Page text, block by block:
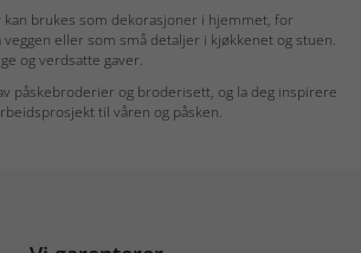
brukes som dekorasjoner i hjemmet, for
eller som små detaljer i kjøkkenet og stuen.
og verdsatte gaver.
påskebroderier og broderisett, og la deg inspirere
til våren og påsken.